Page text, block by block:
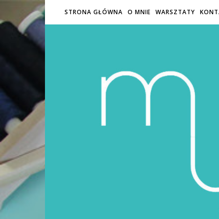
STRONA GŁÓWNA O MNIE WARSZTATY